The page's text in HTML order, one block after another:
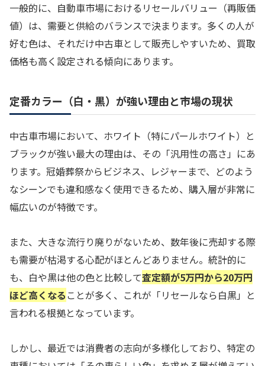
一般的に、自動車市場におけるリセールバリュー（再販価
値）は、需要と供給のバランスで決まります。多くの人が
好む色は、それだけ中古車として販売しやすいため、買取
価格も高く設定される傾向にあります。
定番カラー（白・黒）が強い理由と市場の現状
中古車市場において、ホワイト（特にパールホワイト）と
ブラックが強い最大の理由は、その「汎用性の高さ」にあ
ります。冠婚葬祭からビジネス、レジャーまで、どのよう
なシーンでも違和感なく使用できるため、購入層が非常に
幅広いのが特徴です。
また、大きな流行り廃りがないため、数年後に売却する際
も需要が枯渇する心配がほとんどありません。統計的に
も、白や黒は他の色と比較して査定額が5万円から20万円
ほど高くなる ことが多く、これが「リセールなら白黒」と
言われる根拠となっています。
しかし、最近では消費者の志向が多様化しており、特定の